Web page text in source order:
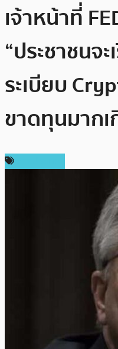
เจ้าหน้าที่
“ประชาชนจ
ระเบียบ
ขาดทุนมากเ